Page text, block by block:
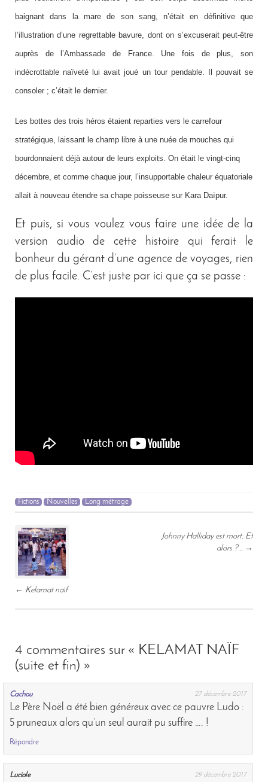
baignant dans la mare de son sang, n’était en définitive que
l’illustration d’une regrettable bavure, dont on s’excuserait peut-être
auprès de l’Ambassade de France. Une fois de plus, son
indécrottable naïveté lui avait joué un tour pendable. Il pouvait se
consoler ; c’était le dernier.
Les bottes des trois héros étaient reparties vers le carrefour
stratégique, laissant le champ libre à une nuée de mouches qui
bourdonnaient déjà autour de leurs exploits. On était le vingt-cinq
décembre, et comme chaque jour, l’insupportable chaleur équatoriale
allait à nouveau étendre sa chape poisseuse sur Kara Daïpur.
Et puis, si vous voulez vous faire une idée de la
version audio de cette histoire qui ferait le
bonheur du gérant d’une agence de voyages, rien
de plus facile. C’est juste par ici que ça se passe :
Fictions Nouvelles Long métrage
Post
navigation
← Kelamat naïf
Johnny Halliday est mort. Et
alors ?… →
4 commentaires sur « KELAMAT NAÏF
(suite et fin) »
Cachou 27 décembre 2017
Le Père Noël a été bien généreux avec ce pauvre Ludo :
5 pruneaux alors qu’un seul aurait pu suffire …. !
Répondre
Luciole 29 décembre 2017